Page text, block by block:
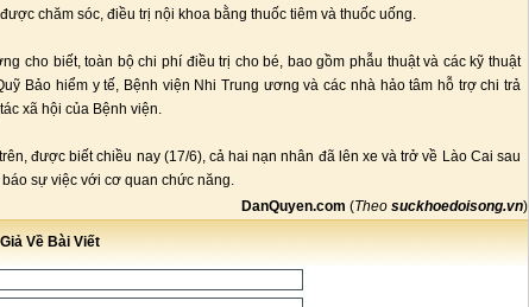
chăm sóc, điều trị nội khoa bằng thuốc tiêm và thuốc uống.
cho biết, toàn bộ chi phí điều trị cho bé, bao gồm phẫu thuật và các kỹ thuật
Bảo hiểm y tế, Bệnh viện Nhi Trung ương và các nhà hảo tâm hỗ trợ chi trả
xã hội của Bệnh viện.
được biết chiều nay (17/6), cả hai nạn nhân đã lên xe và trở về Lào Cai sau
báo sự việc với cơ quan chức năng.
DanQuyen.com (Theo suckhoedoisong.vn)
Về Bài Viết